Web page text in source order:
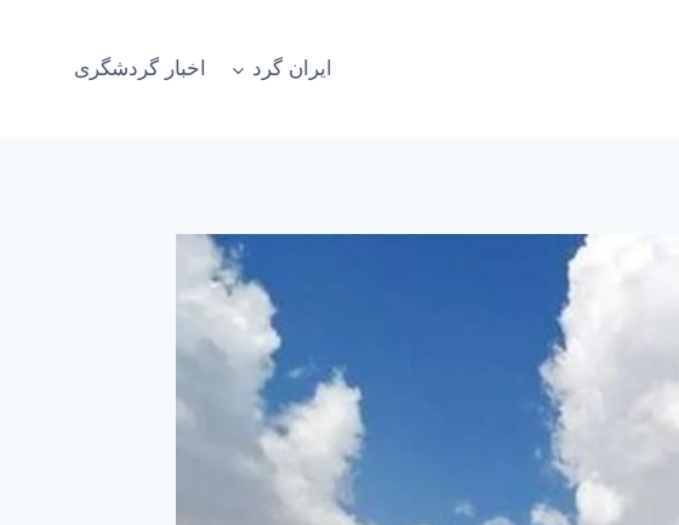
ایران گرد اخبار گردشگری